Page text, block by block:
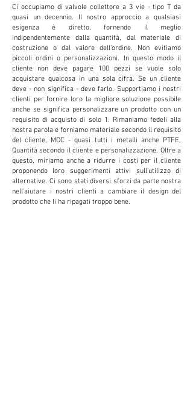
Ci occupiamo di valvole collettore a 3 vie - tipo T da
quasi un decennio. Il nostro approccio a qualsiasi
esigenza è diretto, fornendo il meglio
indipendentemente dalla quantità, dal materiale di
costruzione o dal valore dell'ordine. Non evitiamo
piccoli ordini o personalizzazioni. In questo modo il
cliente non deve pagare 100 pezzi se vuole solo
acquistare qualcosa in una sola cifra. Se un cliente
deve - non significa - deve farlo. Supportiamo i nostri
clienti per fornire loro la migliore soluzione possibile
anche se significa personalizzare un prodotto con un
requisito di acquisto di solo 1. Rimaniamo fedeli alla
nostra parola e forniamo materiale secondo il requisito
del cliente, MOC - quasi tutti i metalli anche PTFE,
Quantità secondo il cliente e personalizzazione. Oltre a
questo, miriamo anche a ridurre i costi per il cliente
proponendo loro suggerimenti attivi sull'utilizzo di
alternative. Ci sono stati diversi sforzi da parte nostra
nell'aiutare i nostri clienti a cambiare il design del
prodotto che li ha ripagati troppo bene.